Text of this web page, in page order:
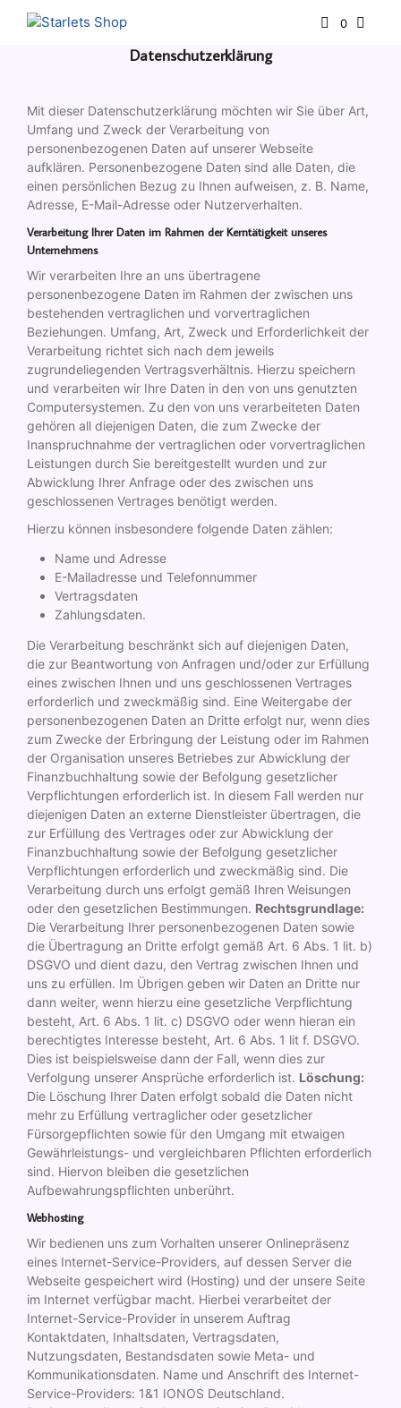
0
Datenschutzerklärung
Mit dieser Datenschutzerklärung möchten wir Sie über Art,
Umfang und Zweck der Verarbeitung von
personenbezogenen Daten auf unserer Webseite
aufklären. Personenbezogene Daten sind alle Daten, die
einen persönlichen Bezug zu Ihnen aufweisen, z. B. Name,
Adresse, E-Mail-Adresse oder Nutzerverhalten.
Verarbeitung Ihrer Daten im Rahmen der Kerntätigkeit unseres
Unternehmens
Wir verarbeiten Ihre an uns übertragene
personenbezogene Daten im Rahmen der zwischen uns
bestehenden vertraglichen und vorvertraglichen
Beziehungen. Umfang, Art, Zweck und Erforderlichkeit der
Verarbeitung richtet sich nach dem jeweils
zugrundeliegenden Vertragsverhältnis. Hierzu speichern
und verarbeiten wir Ihre Daten in den von uns genutzten
Computersystemen. Zu den von uns verarbeiteten Daten
gehören all diejenigen Daten, die zum Zwecke der
Inanspruchnahme der vertraglichen oder vorvertraglichen
Leistungen durch Sie bereitgestellt wurden und zur
Abwicklung Ihrer Anfrage oder des zwischen uns
geschlossenen Vertrages benötigt werden.
Hierzu können insbesondere folgende Daten zählen:
Name und Adresse
E-Mailadresse und Telefonnummer
Vertragsdaten
Zahlungsdaten.
Die Verarbeitung beschränkt sich auf diejenigen Daten,
die zur Beantwortung von Anfragen und/oder zur Erfüllung
eines zwischen Ihnen und uns geschlossenen Vertrages
erforderlich und zweckmäßig sind. Eine Weitergabe der
personenbezogenen Daten an Dritte erfolgt nur, wenn dies
zum Zwecke der Erbringung der Leistung oder im Rahmen
der Organisation unseres Betriebes zur Abwicklung der
Finanzbuchhaltung sowie der Befolgung gesetzlicher
Verpflichtungen erforderlich ist. In diesem Fall werden nur
diejenigen Daten an externe Dienstleister übertragen, die
zur Erfüllung des Vertrages oder zur Abwicklung der
Finanzbuchhaltung sowie der Befolgung gesetzlicher
Verpflichtungen erforderlich und zweckmäßig sind. Die
Verarbeitung durch uns erfolgt gemäß Ihren Weisungen
oder den gesetzlichen Bestimmungen. Rechtsgrundlage:
Die Verarbeitung Ihrer personenbezogenen Daten sowie
die Übertragung an Dritte erfolgt gemäß Art. 6 Abs. 1 lit. b)
DSGVO und dient dazu, den Vertrag zwischen Ihnen und
uns zu erfüllen. Im Übrigen geben wir Daten an Dritte nur
dann weiter, wenn hierzu eine gesetzliche Verpflichtung
besteht, Art. 6 Abs. 1 lit. c) DSGVO oder wenn hieran ein
berechtigtes Interesse besteht, Art. 6 Abs. 1 lit f. DSGVO.
Dies ist beispielsweise dann der Fall, wenn dies zur
Verfolgung unserer Ansprüche erforderlich ist. Löschung:
Die Löschung Ihrer Daten erfolgt sobald die Daten nicht
mehr zu Erfüllung vertraglicher oder gesetzlicher
Fürsorgepflichten sowie für den Umgang mit etwaigen
Gewährleistungs- und vergleichbaren Pflichten erforderlich
sind. Hiervon bleiben die gesetzlichen
Aufbewahrungspflichten unberührt.
Webhosting
Wir bedienen uns zum Vorhalten unserer Onlinepräsenz
eines Internet-Service-Providers, auf dessen Server die
Webseite gespeichert wird (Hosting) und der unsere Seite
im Internet verfügbar macht. Hierbei verarbeitet der
Internet-Service-Provider in unserem Auftrag
Kontaktdaten, Inhaltsdaten, Vertragsdaten,
Nutzungsdaten, Bestandsdaten sowie Meta- und
Kommunikationsdaten. Name und Anschrift des Internet-
Service-Providers: 1&1 IONOS Deutschland.